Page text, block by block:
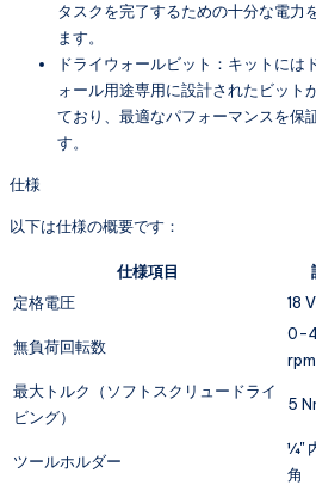
タスクを完了するための十分な電力
ます。
ドライウォールビット：キットには
ォール用途専用に設計されたビット
ており、最適なパフォーマンスを保
す。
仕様
以下は仕様の概要です：
仕様項目
定格電圧
18 V
無負荷回転数
0-
rpm
最大トルク（ソフトスクリュードライ
ビング）
5
ツールホルダー
¼"
角